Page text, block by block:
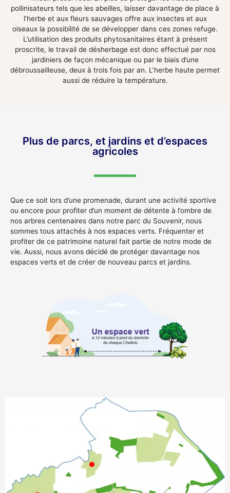
pollinisateurs tels que les abeilles, laisser davantage de place à
l’herbe et aux fleurs sauvages offre aux insectes et aux
oiseaux la possibilité de se développer dans ces zones refuge.
L’utilisation des produits phytosanitaires étant à présent
proscrite, le travail de désherbage est donc effectué par nos
jardiniers de façon mécanique ou par le biais d’une
débroussailleuse, deux à trois fois par an. L’herbe haute permet
aussi de réduire la température.
Plus de parcs, et jardins et d’espaces
agricoles
Que ce soit lors d’une promenade, durant une activité sportive
ou encore pour profiter d’un moment de détente à l’ombre de
nos arbres centenaires dans notre parc du Souvenir, nous
sommes tous attachés à nos espaces verts. Fréquenter et
profiter de ce patrimoine naturel fait partie de notre mode de
vie. Aussi, nous avons décidé de protéger davantage nos
espaces verts et de créer de nouveau parcs et jardins.
25 000